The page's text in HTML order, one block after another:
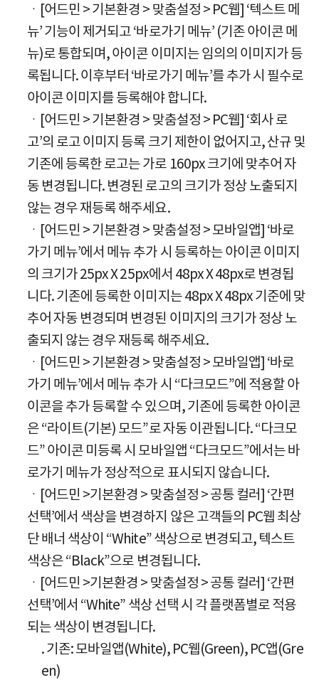
ㆍ[어드민 > 기본환경 > 맞춤설정 > PC웹] ‘텍스트 메
뉴’ 기능이 제거되고 ‘바로가기 메뉴’ (기존 아이콘 메
뉴)로 통합되며, 아이콘 이미지는 임의의 이미지가 등
록됩니다. 이후부터 ‘바로가기 메뉴’를 추가 시 필수로
아이콘 이미지를 등록해야 합니다.
ㆍ[어드민 > 기본환경 > 맞춤설정 > PC웹] ‘회사 로
고’의 로고 이미지 등록 크기 제한이 없어지고, 산규 및
기존에 등록한 로고는 가로 160px 크기에 맞추어 자
동 변경됩니다. 변경된 로고의 크기가 정상 노출되지
않는 경우 재등록 해주세요.
ㆍ[어드민 > 기본환경 > 맞춤설정 > 모바일앱] ‘바로
가기 메뉴’에서 메뉴 추가 시 등록하는 아이콘 이미지
의 크기가 25px X 25px에서 48px X 48px로 변경됩
니다. 기존에 등록한 이미지는 48px X 48px 기준에 맞
추어 자동 변경되며 변경된 이미지의 크기가 정상 노
출되지 않는 경우 재등록 해주세요.
ㆍ[어드민 > 기본환경 > 맞춤설정 > 모바일앱] ‘바로
가기 메뉴’에서 메뉴 추가 시 “다크모드”에 적용할 아
이콘을 추가 등록할 수 있으며, 기존에 등록한 아이콘
은 “라이트(기본) 모드”로 자동 이관됩니다. “다크모
드” 아이콘 미등록 시 모바일앱 “다크모드”에서는 바
로가기 메뉴가 정상적으로 표시되지 않습니다.
ㆍ[어드민 >기본환경 > 맞춤설정 > 공통 컬러] ‘간편
선택’에서 색상을 변경하지 않은 고객들의 PC웹 최상
단 배너 색상이 “White” 색상으로 변경되고, 텍스트
색상은 “Black”으로 변경됩니다.
ㆍ[어드민 >기본환경 > 맞춤설정 > 공통 컬러] ‘간편
선택’에서 “White” 색상 선택 시 각 플랫폼별로 적용
되는 색상이 변경됩니다.
. 기존: 모바일앱(White), PC웹(Green), PC앱(Gre
en)